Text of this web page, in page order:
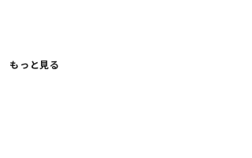
まさかのにんにく要求。
もっと見る